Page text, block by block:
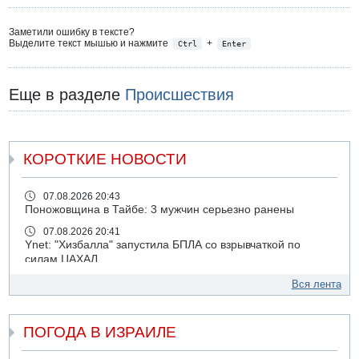
Заметили ошибку в тексте?
Выделите текст мышью и нажмите
Ctrl + Enter
Еще в разделе Происшествия
КОРОТКИЕ НОВОСТИ
07.08.2026 20:43
Поножовщина в Тайбе: 3 мужчин серьезно ранены
07.08.2026 20:41
Ynet: "Хизбалла" запустила БПЛА со взрывчаткой по
силам ЦАХАЛ
ДТП в Ашдоде: тяжело ранены двое маленьких детей
07.08.2026 19:14
Скончался водитель, врезавшийся в стену в
Иерусалиме
Вся лента
ПОГОДА В ИЗРАИЛЕ